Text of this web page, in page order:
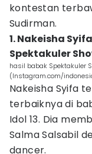
kontestan
Sudirman.
1. Nakeisha
Spektakuler
hasil babak Spektakuler
(Instagram.com/
Nakeisha Syifa
terbaiknya di
Idol 13. Dia
Salma Salsabil
dancer.